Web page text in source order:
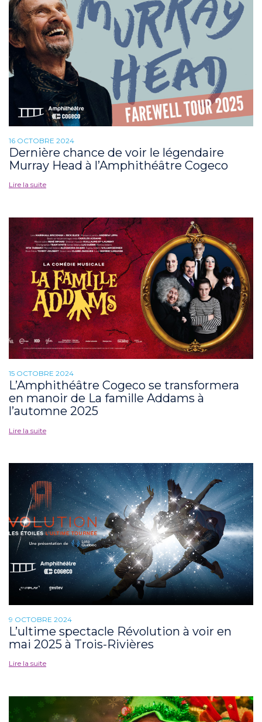
16 OCTOBRE 2024
Dernière chance de voir le légendaire
Murray Head à l’Amphithéâtre Cogeco
Lire la suite
15 OCTOBRE 2024
L’Amphithéâtre Cogeco se transformera
en manoir de La famille Addams à
l’automne 2025
Lire la suite
9 OCTOBRE 2024
L’ultime spectacle Révolution à voir en
mai 2025 à Trois-Rivières
Lire la suite